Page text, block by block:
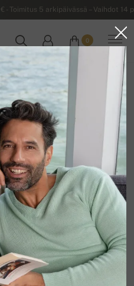
- Toimitus 5 arkipäivässä – Vaihdot
0
Naisten perusmallisto